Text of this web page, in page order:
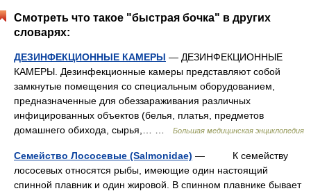
Смотреть что такое "быстрая бочка" в других
словарях:
ДЕЗИНФЕКЦИОННЫЕ КАМЕРЫ — ДЕЗИНФЕКЦИОННЫЕ
КАМЕРЫ. Дезинфекционные камеры представляют собой
замкнутые помещения со специальным оборудованием,
предназначенные для обеззараживания различных
инфицированных объектов (белья, платья, предметов
домашнего обихода, сырья,… …
Большая медицинская энциклопедия
Семейство Лососевые (Salmonidae) — К семейству
лососевых относятся рыбы, имеющие один настоящий
спинной плавник и один жировой. В спинном плавнике бывает